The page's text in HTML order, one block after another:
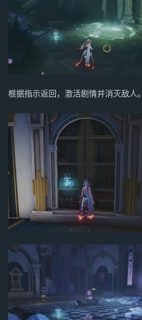
根据指示返回，激活剧情并消灭敌人。